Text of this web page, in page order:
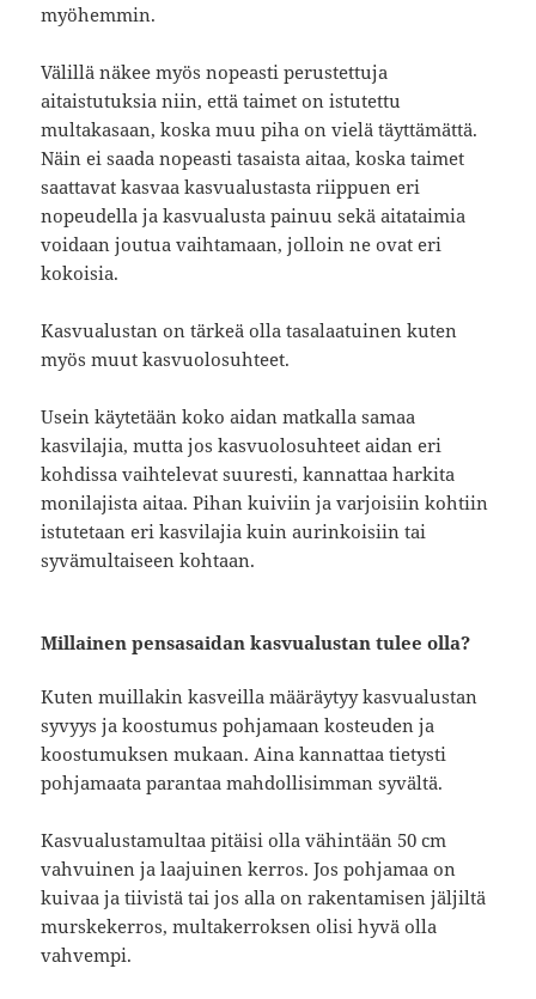
myöhemmin.
Välillä näkee myös nopeasti perustettuja
aitaistutuksia niin, että taimet on istutettu
multakasaan, koska muu piha on vielä täyttämättä.
Näin ei saada nopeasti tasaista aitaa, koska taimet
saattavat kasvaa kasvualustasta riippuen eri
nopeudella ja kasvualusta painuu sekä aitataimia
voidaan joutua vaihtamaan, jolloin ne ovat eri
kokoisia.
Kasvualustan on tärkeä olla tasalaatuinen kuten
myös muut kasvuolosuhteet.
Usein käytetään koko aidan matkalla samaa
kasvilajia, mutta jos kasvuolosuhteet aidan eri
kohdissa vaihtelevat suuresti, kannattaa harkita
monilajista aitaa. Pihan kuiviin ja varjoisiin kohtiin
istutetaan eri kasvilajia kuin aurinkoisiin tai
syvämultaiseen kohtaan.
Millainen pensasaidan kasvualustan tulee olla?
Kuten muillakin kasveilla määräytyy kasvualustan
syvyys ja koostumus pohjamaan kosteuden ja
koostumuksen mukaan. Aina kannattaa tietysti
pohjamaata parantaa mahdollisimman syvältä.
Kasvualustamultaa pitäisi olla vähintään 50 cm
vahvuinen ja laajuinen kerros. Jos pohjamaa on
kuivaa ja tiivistä tai jos alla on rakentamisen jäljiltä
murskekerros, multakerroksen olisi hyvä olla
vahvempi.